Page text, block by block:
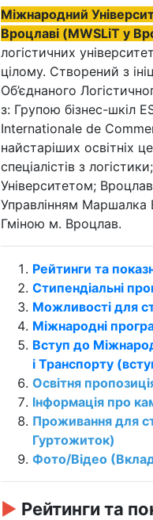
Міжнародний
Вроцлаві (MWSLiT у
логістичних
цілому. Створений з
Об’єднаного
з: Групою бізнес-шкіл
Internationale de
найстаріших освітніх
спеціалістів з
Університетом;
Управлінням Маршалка
Гміною м. Вроцлав.
Рейтинги та
Стипендіальні
Можливості для
Міжнародні
Вступ до
і Транспорту
Освітня
Інформація про
Проживання для
Гуртожиток)
Фото/Відео
► Рейтинги та